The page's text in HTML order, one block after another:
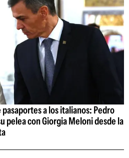
a los italianos: Pedro
pelea con Giorgia Meloni desde la